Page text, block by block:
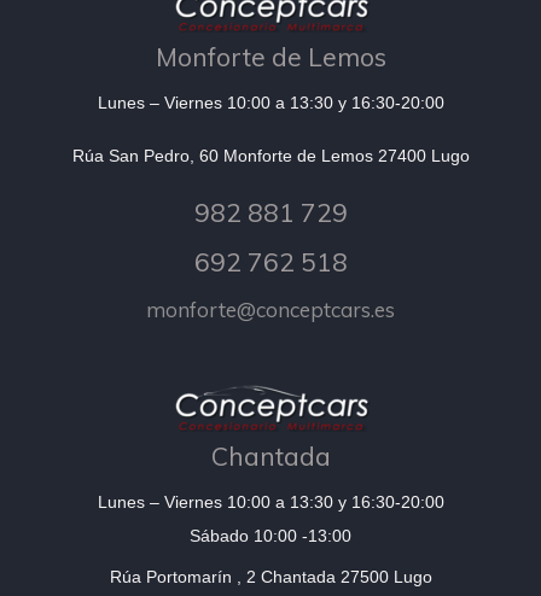
Monforte de Lemos
Lunes – Viernes 10:00 a 13:30 y 16:30-20:00
Rúa San Pedro, 60 Monforte de Lemos 27400 Lugo
982 881 729
692 762 518
monforte@conceptcars.es
Chantada
Lunes – Viernes 10:00 a 13:30 y 16:30-20:00
Sábado 10:00 -13:00
Rúa Portomarín , 2 Chantada 27500 Lugo